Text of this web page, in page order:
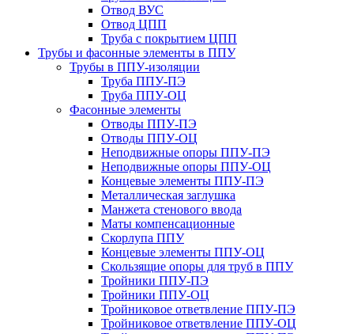
Отвод ВУС
Отвод ЦПП
Труба с покрытием ЦПП
Трубы и фасонные элементы в ППУ
Трубы в ППУ-изоляции
Труба ППУ-ПЭ
Труба ППУ-ОЦ
Фасонные элементы
Отводы ППУ-ПЭ
Отводы ППУ-ОЦ
Неподвижные опоры ППУ-ПЭ
Неподвижные опоры ППУ-ОЦ
Концевые элементы ППУ-ПЭ
Металлическая заглушка
Манжета стенового ввода
Маты компенсационные
Скорлупа ППУ
Концевые элементы ППУ-ОЦ
Скользящие опоры для труб в ППУ
Тройники ППУ-ПЭ
Тройники ППУ-ОЦ
Тройниковое ответвление ППУ-ПЭ
Тройниковое ответвление ППУ-ОЦ